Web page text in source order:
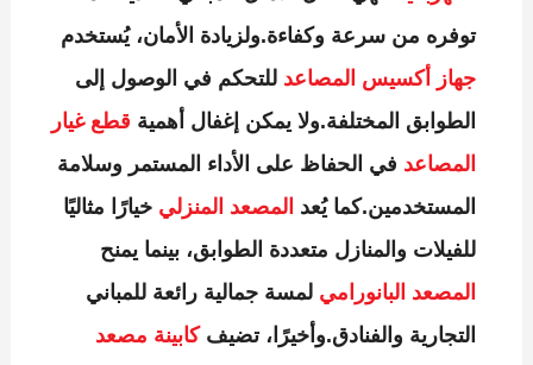
توفره من سرعة وكفاءة.ولزيادة الأمان، يُستخدم
جهاز أكسيس المصاعد للتحكم في الوصول إلى
الطوابق المختلفة.ولا يمكن إغفال أهمية قطع غيار
المصاعد في الحفاظ على الأداء المستمر وسلامة
المستخدمين.كما يُعد المصعد المنزلي خيارًا مثاليًا
للفيلات والمنازل متعددة الطوابق، بينما يمنح
المصعد البانورامي لمسة جمالية رائعة للمباني
التجارية والفنادق.وأخيرًا، تضيفكابينة مصعد